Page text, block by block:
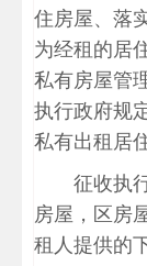
住房屋、落
为经租的居
私有房屋管
执行政府规
私有出租居
征收执
房屋，区房
租人提供的